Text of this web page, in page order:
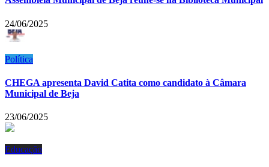
24/06/2025
Política
CHEGA apresenta David Catita como candidato à Câmara
Municipal de Beja
23/06/2025
Educação